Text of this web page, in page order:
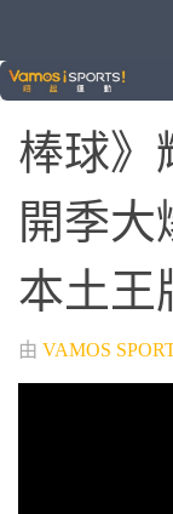
VAMOS自製節目
棒球》
開季
本土王
由 VAMOS